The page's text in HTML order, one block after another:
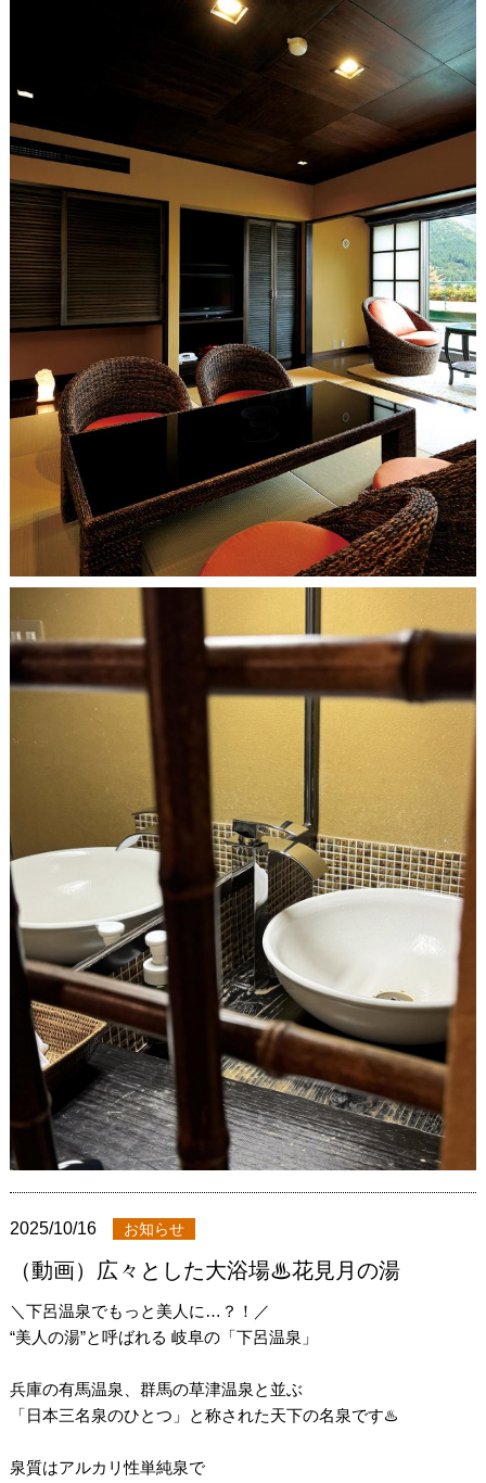
2025/10/16 お知らせ
（動画）広々とした大浴場♨花見月の湯
＼下呂温泉でもっと美人に…？！／
“美人の湯”と呼ばれる 岐阜の「下呂温泉」
兵庫の有馬温泉、群馬の草津温泉と並ぶ
「日本三名泉のひとつ」と称された天下の名泉です♨️
泉質はアルカリ性単純泉で